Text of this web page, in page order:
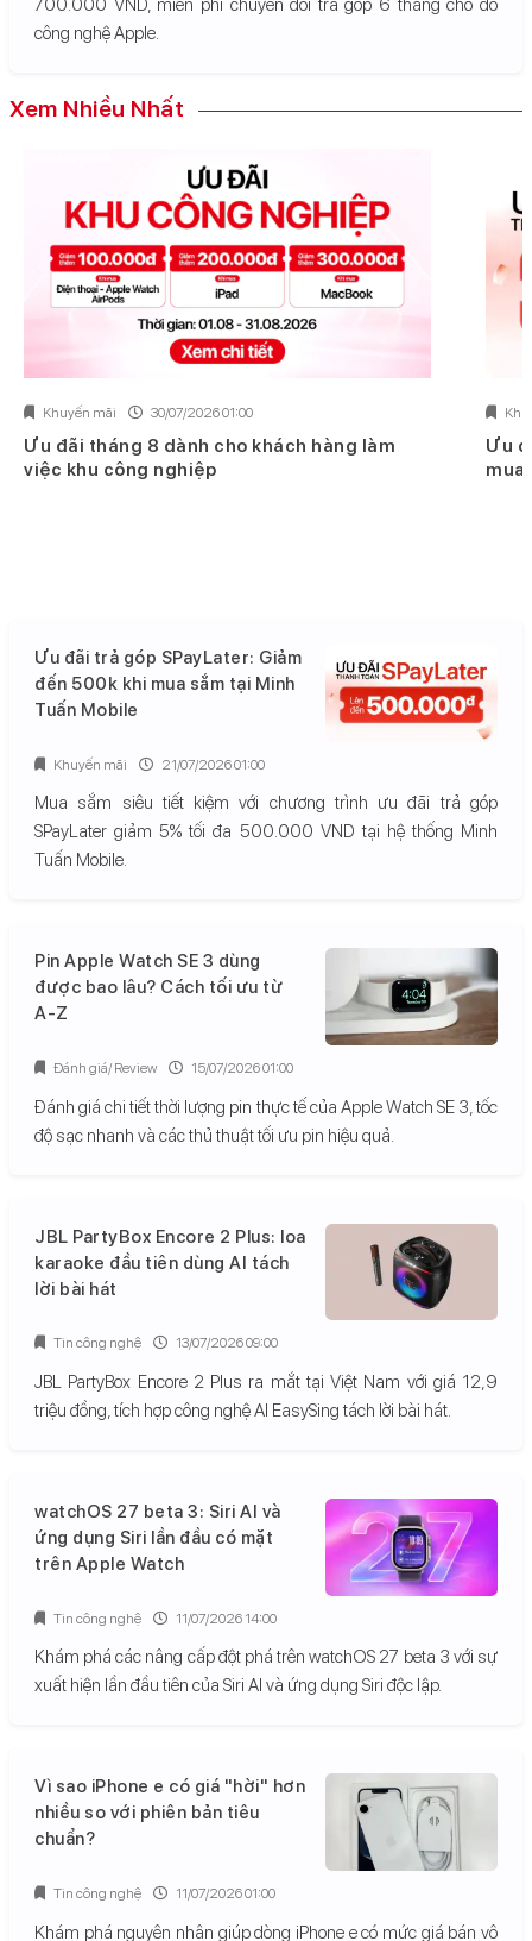
700.000 VND, miễn phí chuyển đổi trả góp 6 tháng cho đồ
công nghệ Apple.
Xem Nhiều Nhất
Khuyến mãi 30/07/2026 01:00
Ưu đãi tháng 8 dành cho khách hàng làm
việc khu công nghiệp
Ưu
mua
Ưu đãi trả góp SPayLater: Giảm
đến 500k khi mua sắm tại Minh
Tuấn Mobile
Mua sắm siêu tiết kiệm với chương trình ưu đãi trả góp
SPayLater giảm 5% tối đa 500.000 VND tại hệ thống Minh
Tuấn Mobile.
Khuyến mãi 21/07/2026 01:00
Pin Apple Watch SE 3 dùng
được bao lâu? Cách tối ưu từ
A-Z
Đánh giá chi tiết thời lượng pin thực tế của Apple Watch SE 3, tốc
độ sạc nhanh và các thủ thuật tối ưu pin hiệu quả.
Đánh giá/ Review 15/07/2026 01:00
JBL PartyBox Encore 2 Plus: loa
karaoke đầu tiên dùng AI tách
lời bài hát
JBL PartyBox Encore 2 Plus ra mắt tại Việt Nam với giá 12,9
triệu đồng, tích hợp công nghệ AI EasySing tách lời bài hát.
Tin công nghệ 13/07/2026 09:00
watchOS 27 beta 3: Siri AI và
ứng dụng Siri lần đầu có mặt
trên Apple Watch
Khám phá các nâng cấp đột phá trên watchOS 27 beta 3 với sự
xuất hiện lần đầu tiên của Siri AI và ứng dụng Siri độc lập.
Tin công nghệ 11/07/2026 14:00
Vì sao iPhone e có giá "hời" hơn
nhiều so với phiên bản tiêu
chuẩn?
Khám phá nguyên nhân giúp dòng iPhone e có mức giá bán vô
Tin công nghệ 11/07/2026 01:00